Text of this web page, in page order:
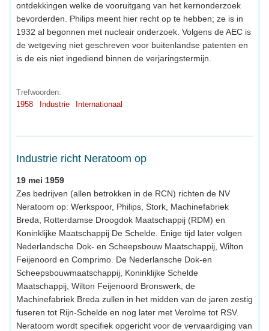
ontdekkingen welke de vooruitgang van het kernonderzoek
bevorderden. Philips meent hier recht op te hebben; ze is in
1932 al begonnen met nucleair onderzoek. Volgens de AEC is
de wetgeving niet geschreven voor buitenlandse patenten en
is de eis niet ingediend binnen de verjaringstermijn.
Trefwoorden:
1958
Industrie Internationaal
Industrie richt Neratoom op
19 mei 1959
Zes bedrijven (allen betrokken in de RCN) richten de NV
Neratoom op: Werkspoor, Philips, Stork, Machinefabriek
Breda, Rotterdamse Droogdok Maatschappij (RDM) en
Koninklijke Maatschappij De Schelde. Enige tijd later volgen
Nederlandsche Dok- en Scheepsbouw Maatschappij, Wilton
Feijenoord en Comprimo. De Nederlansche Dok-en
Scheepsbouwmaatschappij, Koninklijke Schelde
Maatschappij, Wilton Feijenoord Bronswerk, de
Machinefabriek Breda zullen in het midden van de jaren zestig
fuseren tot Rijn-Schelde en nog later met Verolme tot RSV.
Neratoom wordt specifiek opgericht voor de vervaardiging van